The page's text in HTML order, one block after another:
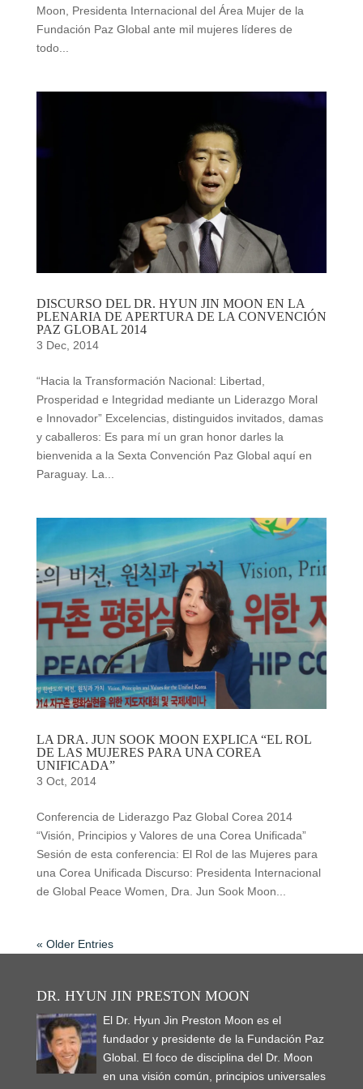
Moon, Presidenta Internacional del Área Mujer de la
Fundación Paz Global ante mil mujeres líderes de
todo...
DISCURSO DEL DR. HYUN JIN MOON EN LA
PLENARIA DE APERTURA DE LA CONVENCIÓN
PAZ GLOBAL 2014
3 Dec, 2014
“Hacia la Transformación Nacional: Libertad,
Prosperidad e Integridad mediante un Liderazgo Moral
e Innovador” Excelencias, distinguidos invitados, damas
y caballeros: Es para mí un gran honor darles la
bienvenida a la Sexta Convención Paz Global aquí en
Paraguay. La...
LA DRA. JUN SOOK MOON EXPLICA “EL ROL
DE LAS MUJERES PARA UNA COREA
UNIFICADA”
3 Oct, 2014
Conferencia de Liderazgo Paz Global Corea 2014
“Visión, Principios y Valores de una Corea Unificada”
Sesión de esta conferencia: El Rol de las Mujeres para
una Corea Unificada Discurso: Presidenta Internacional
de Global Peace Women, Dra. Jun Sook Moon...
« Older Entries
DR. HYUN JIN PRESTON MOON
El Dr. Hyun Jin Preston Moon es el
fundador y presidente de la Fundación Paz
Global. El foco de disciplina del Dr. Moon
en una visión común, principios universales